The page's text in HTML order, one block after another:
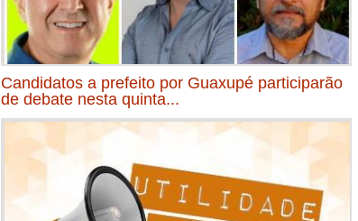
Candidatos a prefeito por Guaxupé participarão
de debate nesta quinta...